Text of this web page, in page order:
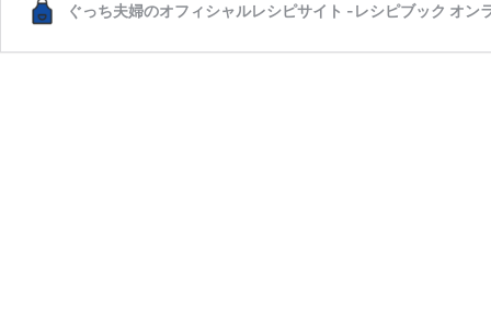
ぐっち夫婦のオフィシャルレシピサイト -レシピブック オン